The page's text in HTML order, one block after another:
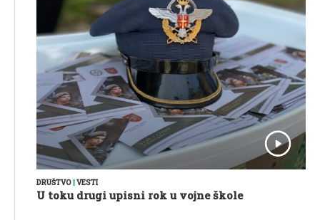
DRUŠTVO VESTI
U toku drugi upisni rok u vojne škole